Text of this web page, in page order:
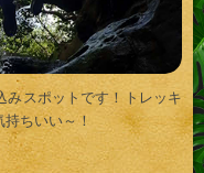
スポットです！トレッキ
ちいい～！